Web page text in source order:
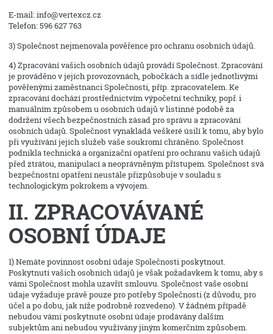
E-mail: info@vertexcz.cz
Telefon: 596 627 763
3) Společnost nejmenovala pověřence pro ochranu osobních údajů.
4) Zpracování vašich osobních údajů provádí Společnost. Zpracování
je prováděno v jejích provozovnách, pobočkách a sídle jednotlivými
pověřenými zaměstnanci Společnosti, příp. zpracovatelem. Ke
zpracování dochází prostřednictvím výpočetní techniky, popř. i
manuálním způsobem u osobních údajů v listinné podobě za
dodržení všech bezpečnostních zásad pro správu a zpracování
osobních údajů. Společnost vynakládá veškeré úsilí k tomu, aby bylo
při využívání jejích služeb vaše soukromí chráněno. Společnost
podnikla technická a organizační opatření pro ochranu vašich údajů
před ztrátou, manipulací a neoprávněným přístupem. Společnost svá
bezpečnostní opatření neustále přizpůsobuje v souladu s
technologickým pokrokem a vývojem.
II. ZPRACOVÁVANÉ
OSOBNÍ ÚDAJE
1) Nemáte povinnost osobní údaje Společnosti poskytnout.
Poskytnutí vašich osobních údajů je však požadavkem k tomu, aby s
vámi Společnost mohla uzavřít smlouvu. Společnost vaše osobní
údaje vyžaduje právě pouze pro potřeby Společnosti (z důvodu, pro
účel a po dobu, jak níže podrobně rozvedeno). V žádném případě
nebudou vámi poskytnuté osobní údaje prodávány dalším
subjektům ani nebudou využívány jiným komerčním způsobem.